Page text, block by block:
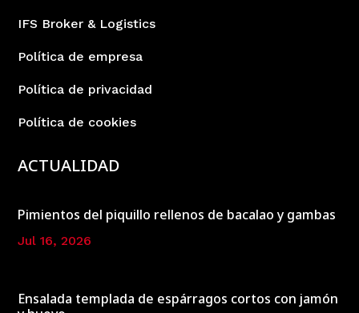
IFS Broker & Logistics
Política de empresa
Política de privacidad
Política de cookies
ACTUALIDAD
Pimientos del piquillo rellenos de bacalao y gambas
Jul 16, 2026
Ensalada templada de espárragos cortos con jamón